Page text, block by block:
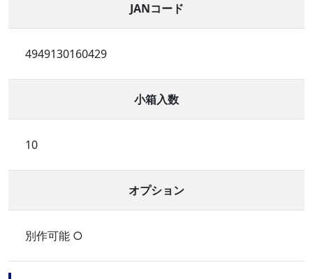
JANコード
4949130160429
小箱入数
10
オプション
別作可能 ○